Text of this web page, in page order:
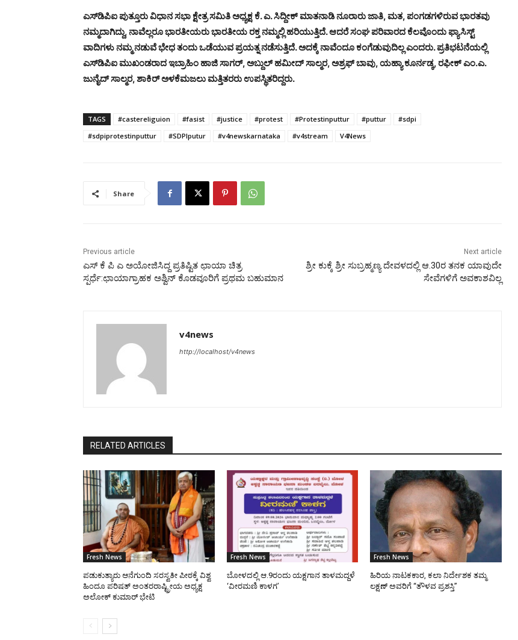
ಎಸ್‌ಡಿಪಿಐ ಪುತ್ತೂರು ವಿಧಾನ ಸಭಾ ಕ್ಷೇತ್ರ ಸಮಿತಿ ಅಧ್ಯಕ್ಷ ಕೆ. ಎ. ಸಿದ್ದೀಕ್ ಮಾತನಾಡಿ ನೂರಾರು ಜಾತಿ, ಮತ, ಪಂಗಡಗಳಿರುವ ಭಾರತವು
ನಮ್ಮದಾಗಿದ್ದು, ನಾವೆಲ್ಲರೂ ಭಾರತೀಯರು ಭಾರತೀಯ ರಕ್ತ ನಮ್ಮಲ್ಲಿ ಹರಿಯುತ್ತಿದೆ. ಆದರೆ ಸಂಘ ಪರಿವಾರದ ಕೆಲವೊಂದು ಫ್ಯಾಸಿಸ್ಟ್
ವಾದಿಗಳು ನಮ್ಮ ನಡುವೆ ಭೇಧ ತಂದು ಒಡೆಯುವ ಪ್ರಯತ್ನ ನಡೆಸುತ್ತಿದೆ. ಅದಕ್ಕೆ ನಾವೆಂದೂ ಕಂಗೆಡುವುದಿಲ್ಲ ಎಂದರು.ಪ್ರತಿಭಟನೆಯಲ್ಲಿ
ಎಸ್‌ಡಿಪಿಐ ಮುಖಂಡರಾದ ಇಬ್ರಾಹಿಂ ಹಾಜಿ ಸಾಗರ್, ಅಬ್ದುಲ್ ಹಮೀದ್ ಸಾಲ್ಮರ, ಅಶ್ರಫ್ ಬಾವು, ಯಹ್ಯಾ ಕೂರ್ನಡ್ಕ, ರಫೀಕ್ ಎಂ.ಎ.
ಜುನೈದ್ ಸಾಲ್ಮರ, ಶಾಕಿರ್ ಅಳಕೆಮಜಲು ಮತ್ತಿತರರು ಉಪಸ್ಥಿತರಿದ್ದರು.
TAGS #castereliguion #fasist #justice #protest #Protestinputtur #puttur
#sdpi
#sdpiprotestinputtur
#SDPIputur #v4newskarnataka #v4stream V4News
Share
Previous article
ಎಸ್ ಕೆ ಪಿ ಎ ಅಯೋಜಿಸಿದ್ದ ಪ್ರತಿಷ್ಟಿತ ಛಾಯಾ ಚಿತ್ರ
ಸ್ಪರ್ಧೆ:ಛಾಯಾಗ್ರಾಹಕ ಅಶ್ವಿನ್ ಕೊಡವೂರಿಗೆ ಪ್ರಥಮ ಬಹುಮಾನ
Next article
ಶ್ರೀ ಕುಕ್ಕೆ ಶ್ರೀ ಸುಬ್ರಹ್ಮಣ್ಯ ದೇವಳದಲ್ಲಿ ಆ.30ರ ತನಕ ಯಾವುದೇ
ಸೇವೆಗಳಿಗೆ ಅವಕಾಶವಿಲ್ಲ
v4news
http://localhost/v4news
RELATED ARTICLES
Fresh News
ಪಡುಕುತ್ಯಾರು ಆನೆಗುಂದಿ ಸರಸ್ವತೀ ಪೀಠಕ್ಕೆ ವಿಶ್ವ
ಹಿಂದೂ ಪರಿಷತ್ ಅಂತರರಾಷ್ಟ್ರೀಯ ಅಧ್ಯಕ್ಷ
ಅಲೋಕ್ ಕುಮಾರ್ ಭೇಟಿ
Fresh News
ಬೋಳದಲ್ಲಿ ಆ.9ರಂದು ಯಕ್ಷಗಾನ ತಾಳಮದ್ದಳೆ
‘ವೀರಮಣಿ ಕಾಳಗ’
Fresh News
ಹಿರಿಯ ನಾಟಕಕಾರ, ಕಲಾ ನಿರ್ದೇಶಕ ತಮ್ಮ
ಲಕ್ಷಣ್ ಅವರಿಗೆ “ತೌಳವ ಪ್ರಶಸ್ತಿ”